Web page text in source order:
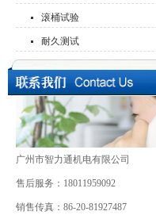
滚桶试验
耐久测试
广州市智力通机电有限公司
售后服务：18011959092
销售传真：86-20-81927487